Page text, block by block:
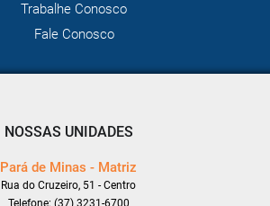
Trabalhe Conosco
Fale Conosco
NOSSAS UNIDADES
Pará de Minas - Matriz
Rua do Cruzeiro, 51 - Centro
Telefone: (37) 3231-6700